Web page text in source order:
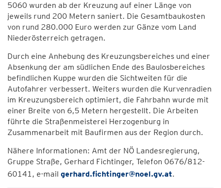
5060 wurden ab der Kreuzung auf einer Länge von
jeweils rund 200 Metern saniert. Die Gesamtbaukosten
von rund 280.000 Euro werden zur Gänze vom Land
Niederösterreich getragen.
Durch eine Anhebung des Kreuzungsbereiches und einer
Absenkung der am südlichen Ende des Baulosbereiches
befindlichen Kuppe wurden die Sichtweiten für die
Autofahrer verbessert. Weiters wurden die Kurvenradien
im Kreuzungsbereich optimiert, die Fahrbahn wurde mit
einer Breite von 6,5 Metern hergestellt. Die Arbeiten
führte die Straßenmeisterei Herzogenburg in
Zusammenarbeit mit Baufirmen aus der Region durch.
Nähere Informationen: Amt der NÖ Landesregierung,
Gruppe Straße, Gerhard Fichtinger, Telefon 0676/812-
60141, e-mail gerhard.fichtinger@noel.gv.at.